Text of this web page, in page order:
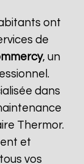
ont
de
, un
dans
Thermor.
et
vos